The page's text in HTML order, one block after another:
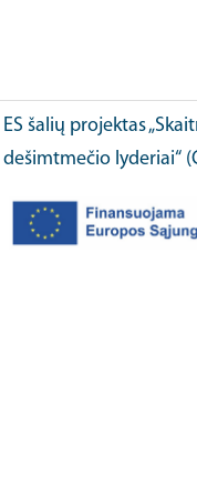
ES šalių projektas
dešimtmečio lyderiai“